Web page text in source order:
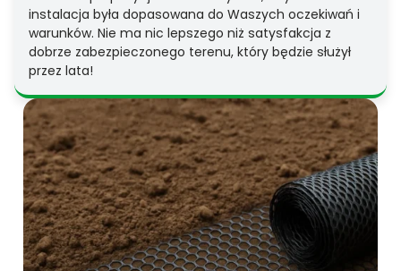
instalacja była dopasowana do Waszych oczekiwań i
warunków. Nie ma nic lepszego niż satysfakcja z
dobrze zabezpieczonego terenu, który będzie służył
przez lata!